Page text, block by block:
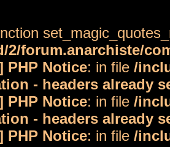
2/forum.anarchiste/
PHP Notice: in file /
- headers already
PHP Notice: in file /
- headers already
PHP Notice: in file /